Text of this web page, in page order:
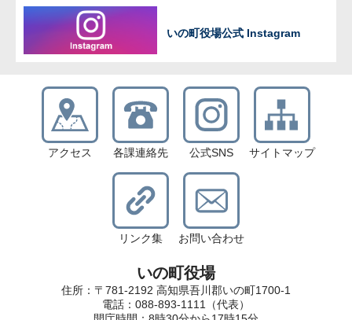
いの町役場公式 Instagram
いの町役場
住所：〒781-2192 高知県吾川郡いの町1700-1
電話：088-893-1111（代表）
アクセス 各課連絡先 公式SNS サイトマップ
リンク集 お問い合わせ